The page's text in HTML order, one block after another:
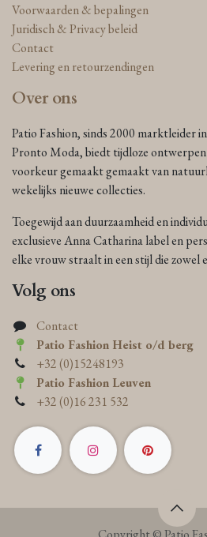
Voorwaarden & bepalingen
Juridisch & Privacy beleid
Contact
Levering en retourzendingen
Over ons
Patio Fashion, sinds 2000 marktleider
Pronto Moda, biedt tijdloze
voorkeur gemaakt gemaakt van
wekelijks nieuwe collecties.
Toegewijd aan duurzaamheid en
exclusieve Anna Catharina label en
elke vrouw straalt in een stijl die zowel
Volg ons
Contact
Patio Fashion Heist o/d berg
+32 (0)15248193
Patio Fashion Leuven
+32 (0)16 231 532